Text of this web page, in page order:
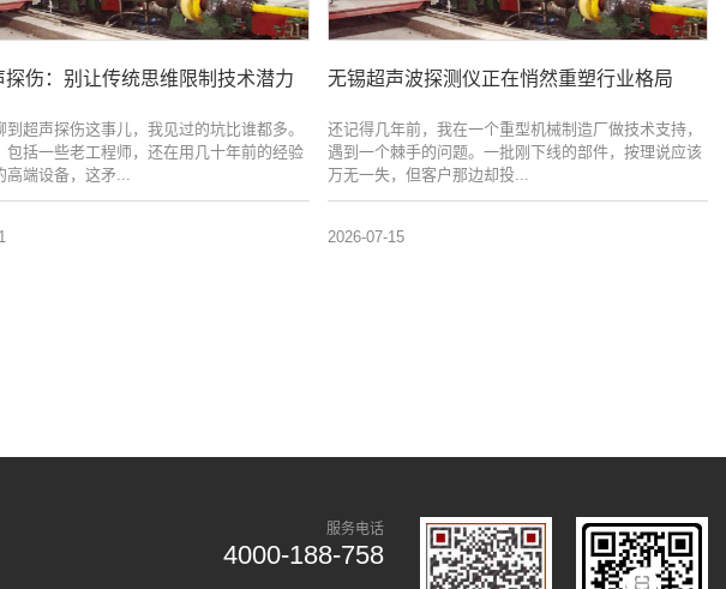
探伤：别让传统思维限制技术潜力
到超声探伤这事儿，我见过的坑比谁都多。
包括一些老工程师，还在用几十年前的经验
高端设备，这矛...
无锡超声波探测仪正在悄然重塑行业格局
还记得几年前，我在一个重型机械制造厂做技术支持，
遇到一个棘手的问题。一批刚下线的部件，按理说应该
万无一失，但客户那边却投...
2026-07-15
服务电话
4000-188-758